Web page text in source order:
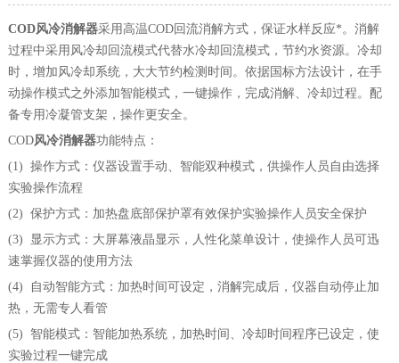
COD风冷消解器采用高温COD回流消解方式，保证水样反应*。消解
过程中采用风冷却回流模式代替水冷却回流模式，节约水资源。冷却
时，增加风冷却系统，大大节约检测时间。依据国标方法设计，在手
动操作模式之外添加智能模式，一键操作，完成消解、冷却过程。配
备专用冷凝管支架，操作更安全。
COD风冷消解器功能特点：
(1) 操作方式：仪器设置手动、智能双种模式，供操作人员自由选择
实验操作流程
(2) 保护方式：加热盘底部保护罩有效保护实验操作人员安全保护
(3) 显示方式：大屏幕液晶显示，人性化菜单设计，使操作人员可迅
速掌握仪器的使用方法
(4) 自动智能方式：加热时间可设定，消解完成后，仪器自动停止加
热，无需专人看管
(5) 智能模式：智能加热系统，加热时间、冷却时间程序已设定，使
实验过程一键完成